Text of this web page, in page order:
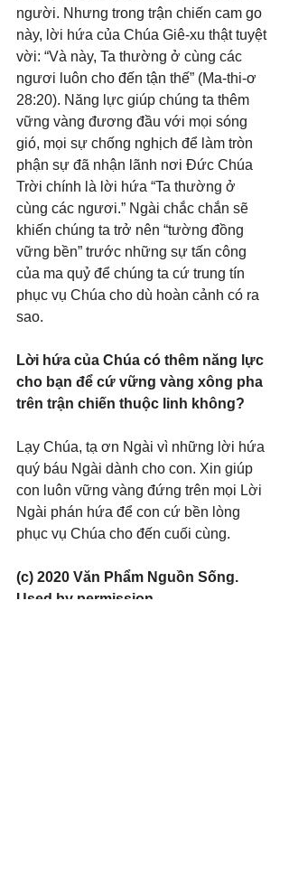
người. Nhưng trong trận chiến cam go
này, lời hứa của Chúa Giê-xu thật tuyệt
vời: “Và này, Ta thường ở cùng các
ngươi luôn cho đến tận thế” (Ma-thi-ơ
28:20). Năng lực giúp chúng ta thêm
vững vàng đương đầu với mọi sóng
gió, mọi sự chống nghịch để làm tròn
phận sự đã nhận lãnh nơi Đức Chúa
Trời chính là lời hứa “Ta thường ở
cùng các ngươi.” Ngài chắc chắn sẽ
khiến chúng ta trở nên “tường đồng
vững bền” trước những sự tấn công
của ma quỷ để chúng ta cứ trung tín
phục vụ Chúa cho dù hoàn cảnh có ra
sao.
Lời hứa của Chúa có thêm năng lực
cho bạn để cứ vững vàng xông pha
trên trận chiến thuộc linh không?
Lạy Chúa, tạ ơn Ngài vì những lời hứa
quý báu Ngài dành cho con. Xin giúp
con luôn vững vàng đứng trên mọi Lời
Ngài phán hứa để con cứ bền lòng
phục vụ Chúa cho đến cuối cùng.
(c) 2020 Văn Phẩm Nguồn Sống.
Used by permission.